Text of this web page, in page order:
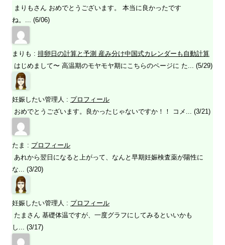
まりもさん おめでとうございます。 本当に良かったです
ね。... (6/06)
まりも : 排卵日の計算と予測 産み分け中国式カレンダーも自動計算
はじめまして〜 高温期のモヤモヤ期にこちらのページに た... (5/29)
妊娠したい管理人 : プロフィール
おめでとうございます。良かったじゃないですか！！ コメ... (3/21)
たま : プロフィール
あれから翌日になると上がって、なんと早期妊娠検査薬が陽性に
な... (3/20)
妊娠したい管理人 : プロフィール
たまさん 基礎体温ですが、一度グラフにしてみるといいかも
し... (3/17)